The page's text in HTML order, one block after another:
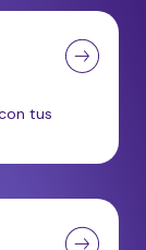
tus